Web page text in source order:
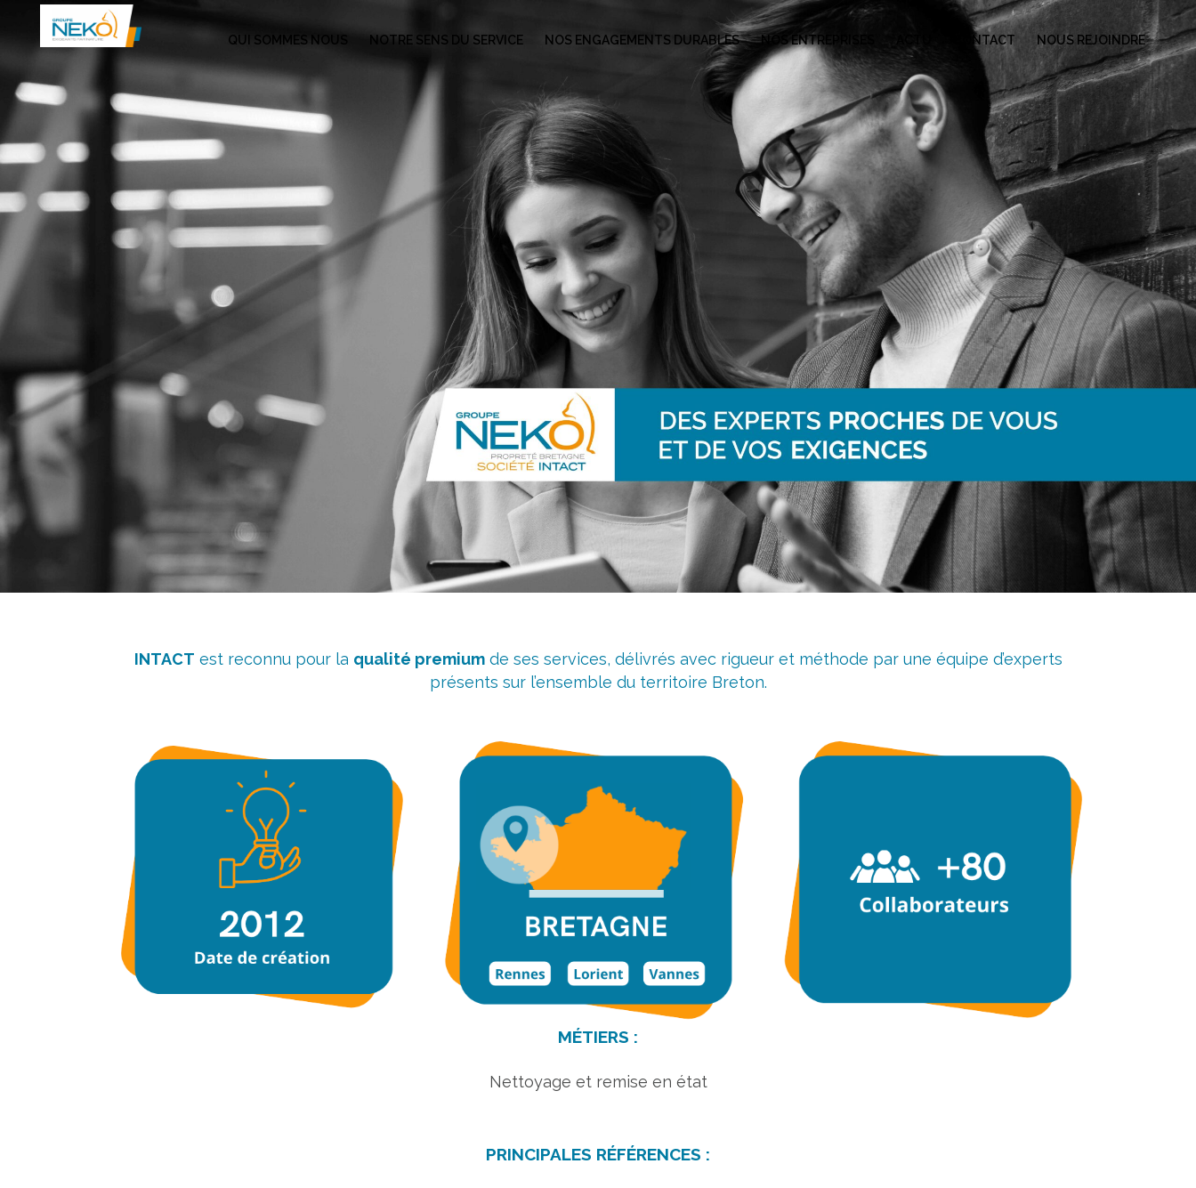
QUI SOMMES NOUS NOTRE SENS DU SERVICE NOS ENGAGEMENTS DURABLES NOS ENTREPRISES CONTACT NOUS REJOINDRE
INTACT est reconnu pour la qualité premiumde ses services, délivrés avec rigueur et méthode par une équipe d’experts
présents sur l’ensemble du territoire Breton.
MÉTIERS :
Nettoyage et remise en état
PRINCIPALES RÉFÉRENCES :